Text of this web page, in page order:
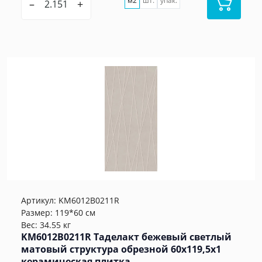
– +
Артикул: KM6012B0211R
Размер: 119*60 см
Вес: 34.55 кг
KM6012B0211R Таделакт бежевый светлый
матовый структура обрезной 60x119,5x1